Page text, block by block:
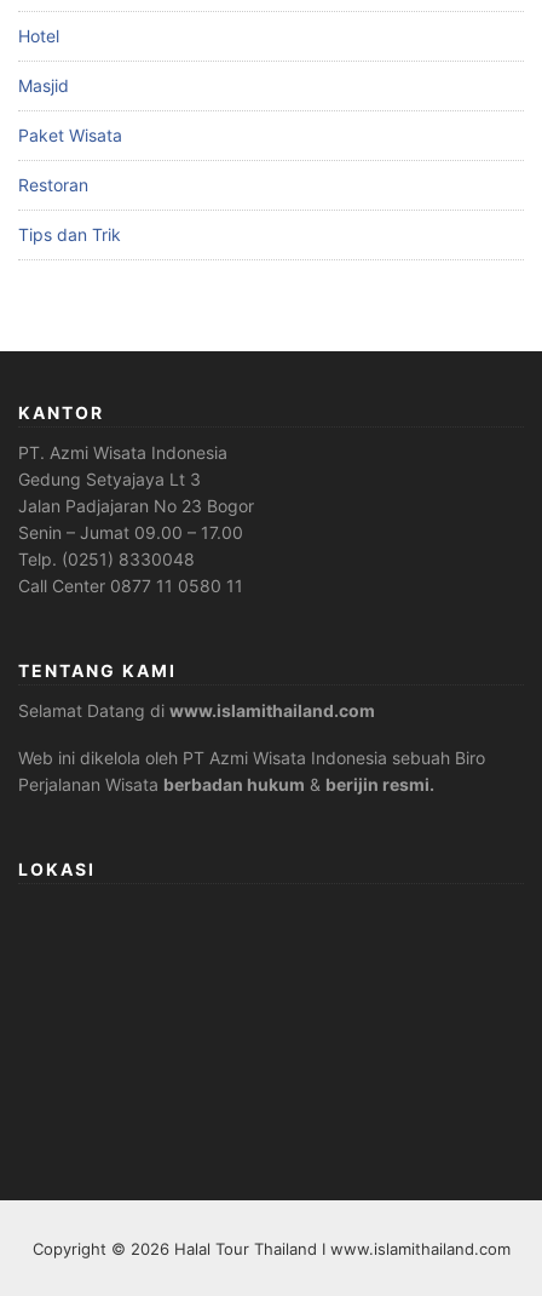
Hotel
Masjid
Paket Wisata
Restoran
Tips dan Trik
KANTOR
PT. Azmi Wisata Indonesia
Gedung Setyajaya Lt 3
Jalan Padjajaran No 23 Bogor
Senin – Jumat 09.00 – 17.00
Telp. (0251) 8330048
Call Center 0877 11 0580 11
TENTANG KAMI
Selamat Datang di www.islamithailand.com
Web ini dikelola oleh PT Azmi Wisata Indonesia sebuah Biro
Perjalanan Wisata berbadan hukum & berijin resmi.
LOKASI
Copyright © 2026 Halal Tour Thailand I www.islamithailand.com